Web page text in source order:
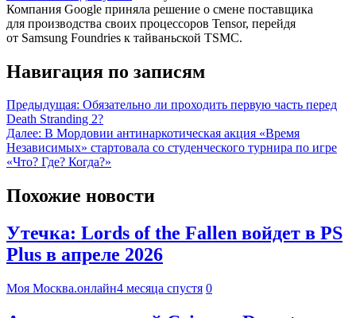
Компания Google приняла решение о смене поставщика
для производства своих процессоров Tensor, перейдя
от Samsung Foundries к тайваньской TSMC.
Навигация по записям
Предыдущая: Обязательно ли проходить первую часть перед
Death Stranding 2?
Далее: В Мордовии антинаркотическая акция «Время
Независимых» стартовала со студенческого турнира по игре
«Что? Где? Когда?»
Похожие новости
Утечка: Lords of the Fallen войдет в PS
Plus в апреле 2026
Моя Москва.онлайн4 месяца спустя 0